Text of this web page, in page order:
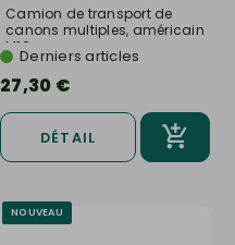
Camion de transport de
canons multiples, américain
M16 -...
Derniers articles
27,30 €
DÉTAIL
NOUVEAU